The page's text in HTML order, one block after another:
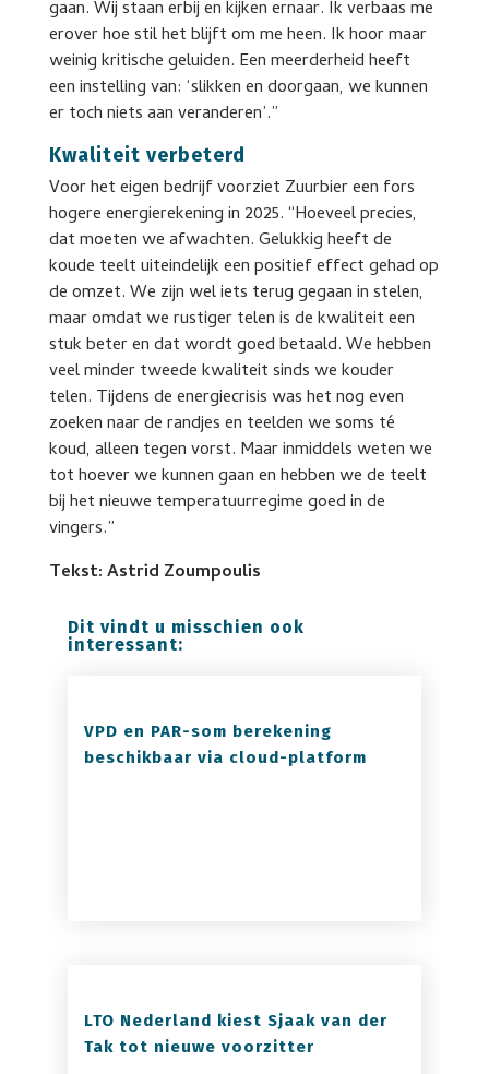
gaan. Wij staan erbij en kijken ernaar. Ik verbaas me
erover hoe stil het blijft om me heen. Ik hoor maar
weinig kritische geluiden. Een meerderheid heeft
een instelling van: ‘slikken en doorgaan, we kunnen
er toch niets aan veranderen’.”
Kwaliteit verbeterd
Voor het eigen bedrijf voorziet Zuurbier een fors
hogere energierekening in 2025. “Hoeveel precies,
dat moeten we afwachten. Gelukkig heeft de
koude teelt uiteindelijk een positief effect gehad op
de omzet. We zijn wel iets terug gegaan in stelen,
maar omdat we rustiger telen is de kwaliteit een
stuk beter en dat wordt goed betaald. We hebben
veel minder tweede kwaliteit sinds we kouder
telen. Tijdens de energiecrisis was het nog even
zoeken naar de randjes en teelden we soms té
koud, alleen tegen vorst. Maar inmiddels weten we
tot hoever we kunnen gaan en hebben we de teelt
bij het nieuwe temperatuurregime goed in de
vingers.”
Tekst: Astrid Zoumpoulis
Dit vindt u misschien ook
interessant:
VPD en PAR-som berekening
beschikbaar via cloud-platform
LTO Nederland kiest Sjaak van der
Tak tot nieuwe voorzitter